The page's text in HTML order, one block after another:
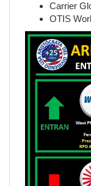
Carrier
OTIS